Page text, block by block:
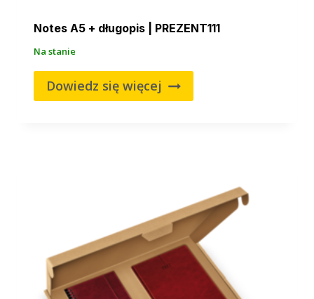
Notes A5 + długopis | PREZENT111
Na stanie
Dowiedz się więcej